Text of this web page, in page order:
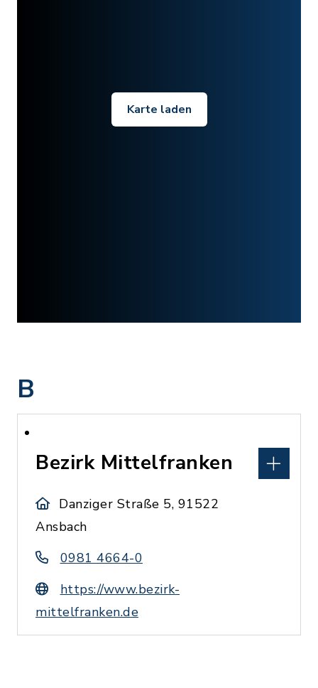
Karte laden
B
Bezirk Mittelfranken
Danziger Straße 5, 91522
Ansbach
0981 4664-0
https://www.bezirk-
mittelfranken.de